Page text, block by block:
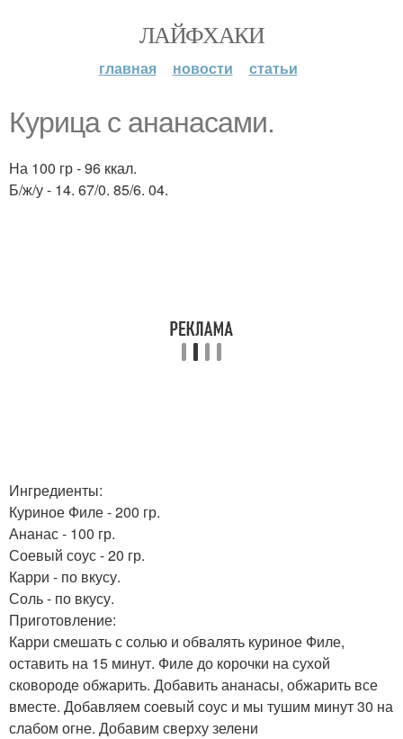
ЛАЙФХАКИ
главная новости статьи
Курица с ананасами.
На 100 гр - 96 ккал.
Б/ж/у - 14. 67/0. 85/6. 04.
Ингредиенты:
Куриное Филе - 200 гр.
Ананас - 100 гр.
Соевый соус - 20 гр.
Карри - по вкусу.
Соль - по вкусу.
Приготовление:
Карри смешать с солью и обвалять куриное Филе,
оставить на 15 минут. Филе до корочки на сухой
сковороде обжарить. Добавить ананасы, обжарить все
вместе. Добавляем соевый соус и мы тушим минут 30 на
слабом огне. Добавим сверху зелени